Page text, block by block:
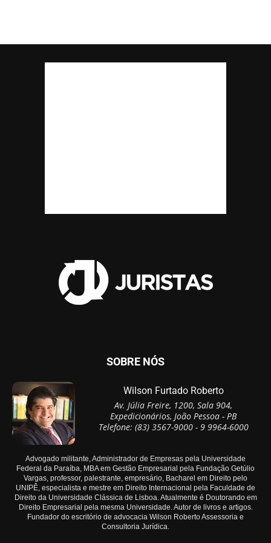
SOBRE NÓS
Wilson Furtado Roberto
Av. Júlia Freire, 1200, Sala 904,
Expedicionários, João Pessoa - PB
Telefone: (83) 3567-9000 - 9 9964-6000
Advogado militante, Administrador de Empresas pela Universidade
Federal da Paraíba, MBA em Gestão Empresarial pela Fundação Getúlio
Vargas, professor, palestrante, empresário, Bacharel em Direito pelo
UNIPÊ, especialista e mestre em Direito Internacional pela Faculdade de
Direito da Universidade Clássica de Lisboa. Atualmente é Doutorando em
Direito Empresarial pela mesma Universidade. Autor de livros e artigos.
Fundador do escritório de advocacia Wilson Roberto Assessoria e
Consultoria Jurídica.